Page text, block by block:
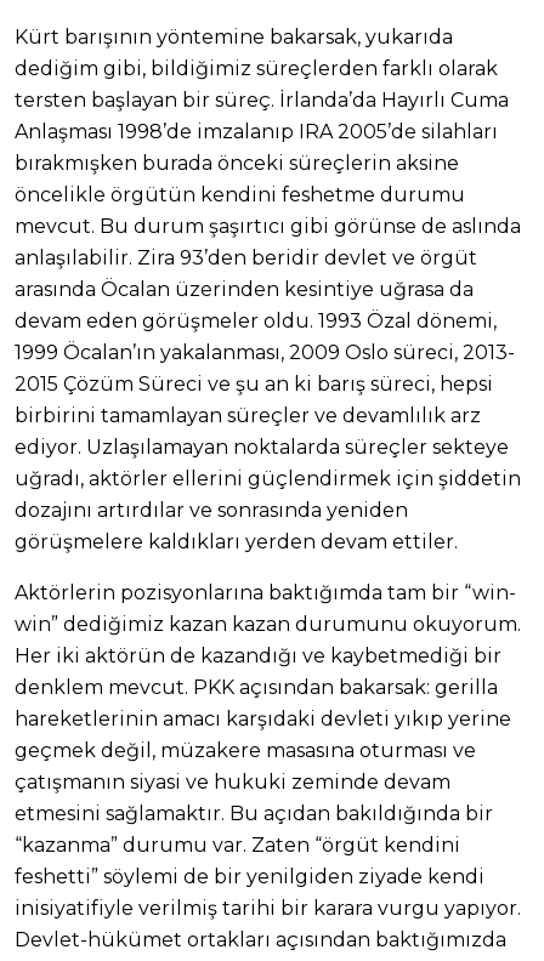
Kürt barışının yöntemine bakarsak, yukarıda
dediğim gibi, bildiğimiz süreçlerden farklı olarak
tersten başlayan bir süreç. İrlanda’da Hayırlı Cuma
Anlaşması 1998’de imzalanıp IRA 2005’de silahları
bırakmışken burada önceki süreçlerin aksine
öncelikle örgütün kendini feshetme durumu
mevcut. Bu durum şaşırtıcı gibi görünse de aslında
anlaşılabilir. Zira 93’den beridir devlet ve örgüt
arasında Öcalan üzerinden kesintiye uğrasa da
devam eden görüşmeler oldu. 1993 Özal dönemi,
1999 Öcalan’ın yakalanması, 2009 Oslo süreci, 2013-
2015 Çözüm Süreci ve şu an ki barış süreci, hepsi
birbirini tamamlayan süreçler ve devamlılık arz
ediyor. Uzlaşılamayan noktalarda süreçler sekteye
uğradı, aktörler ellerini güçlendirmek için şiddetin
dozajını artırdılar ve sonrasında yeniden
görüşmelere kaldıkları yerden devam ettiler.
Aktörlerin pozisyonlarına baktığımda tam bir “win-
win” dediğimiz kazan kazan durumunu okuyorum.
Her iki aktörün de kazandığı ve kaybetmediği bir
denklem mevcut. PKK açısından bakarsak: gerilla
hareketlerinin amacı karşıdaki devleti yıkıp yerine
geçmek değil, müzakere masasına oturması ve
çatışmanın siyasi ve hukuki zeminde devam
etmesini sağlamaktır. Bu açıdan bakıldığında bir
“kazanma” durumu var. Zaten “örgüt kendini
feshetti” söylemi de bir yenilgiden ziyade kendi
inisiyatifiyle verilmiş tarihi bir karara vurgu yapıyor.
Devlet-hükümet ortakları açısından baktığımızda